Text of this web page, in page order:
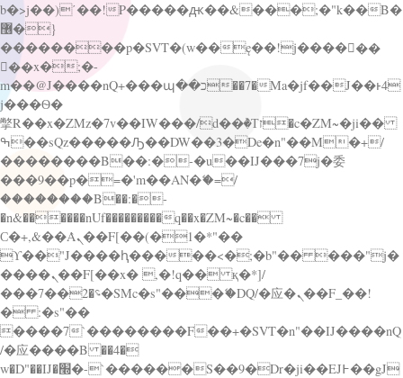
b�>j��)΄��!P�����ԫ��&���;�"k��B�
޶�}
��������p�SVT�(w��ę��!j������
��x�;�-
m��@J����nQ+���պ��כ��7�Ma�jf��J��ͱ4
j���Ѳ�
撆R��x�ZMz�7v��IW���/d��ٞ�Тז�c�ZM~�ji��
ߒ��sQz�����Ԡ��DW��3�De�n"��M�+/
��������B��:�-�u��IJ���7j�委
���9��p�=�'m��AN�ޭ�=/
��������B��:�-
�n&������nUf���������q��x�ZM~�c��
Ϲ�+,&��Ὰܢ��F[��(�1�*"��
ϒ��"J����ԧ�����<�;�b"�� ���"j�
����ܢ��F[��x� ,�!q�� қ�*]/
���؝�2��7�SMc�s"���ޭ�DQ/�应�ܢ��F_��!
� :�s"��
����7`��������F��+�SVT�n"��IJ����nQ
/�应����B ��4�
w�D"��IJ�׭�-`������S��9�Dr�ji��EJ߅��gJ